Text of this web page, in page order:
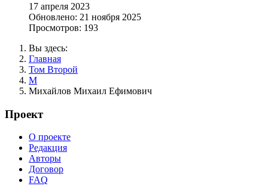
17 апреля 2023
Обновлено: 21 ноября 2025
Просмотров: 193
Вы здесь:
Главная
Том Второй
М
Михайлов Михаил Ефимович
Проект
О проекте
Редакция
Авторы
Договор
FAQ